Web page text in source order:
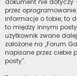
dokument nie dotyczy
przez
informacje o tobie, to
to między innymi
użytkownik zwane
założone na „Forum
napisane przez ciebie
posty”.